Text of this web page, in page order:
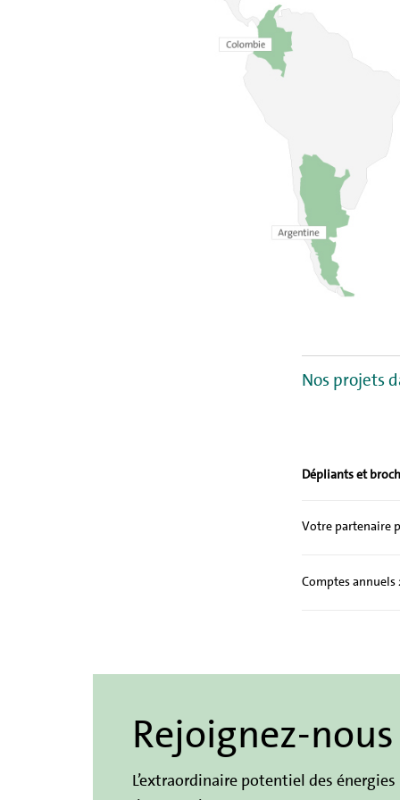
Nos projets
Dépliants et
Votre partenaire
Comptes annuels
Rejoignez-
L’extraordinaire potentiel des